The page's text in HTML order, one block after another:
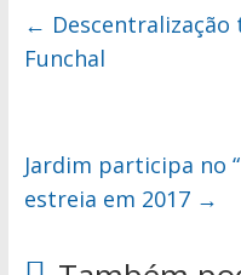
←
Funchal
Jardim participa no
estreia em 2017 →